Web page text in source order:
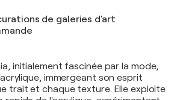
de galeries d'art
initialement fascinée par la mode,
immergeant son esprit
trait et chaque texture. Elle exploite